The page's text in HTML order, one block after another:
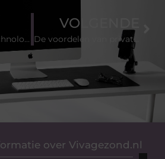
over Vivagezond.nl
De werking en technologie achter oplaadbare hoorbatterijen 10: betrouwbare kracht in een kleine verp
VOLGENDE
De voordelen van private label producten